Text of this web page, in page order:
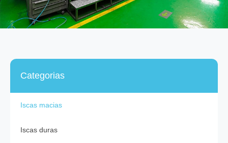
Categorias
Iscas macias
Iscas duras